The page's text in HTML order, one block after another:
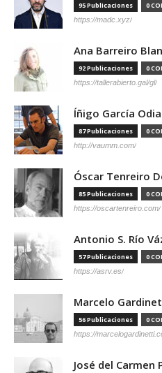
95 Publicaciones 0
https://madc.xyz/
Ana Barreiro
92 Publicaciones 0
https://tallerabierto.gal/gl/
Íñigo García
87 Publicaciones 0
http://vaumm.com/
Óscar Tenreiro
85 Publicaciones 0
https://oscartenreiro.com/
Antonio S. Río
57 Publicaciones 0
https://asrv.es/
Marcelo
56 Publicaciones 0
https://
José del Carmen